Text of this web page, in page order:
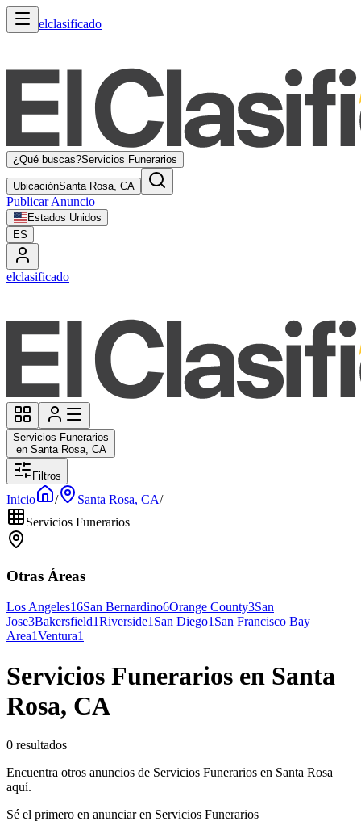
elclasificado
¿Qué buscas?Servicios Funerarios
UbicaciónSanta Rosa, CA
Publicar Anuncio
Estados Unidos
ES
elclasificado
Servicios Funerarios
en Santa Rosa, CA
Filtros
Inicio / Santa Rosa, CA/
Servicios Funerarios
Otras Áreas
Los Angeles16San Bernardino6Orange County3San
Jose3Bakersfield1Riverside1San Diego1San Francisco Bay
Area1Ventura1
Servicios Funerarios en Santa
Rosa, CA
0 resultados
Encuentra otros anuncios de Servicios Funerarios en Santa Rosa
aquí.
Sé el primero en anunciar en Servicios Funerarios